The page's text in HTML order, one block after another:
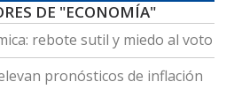
DE "ECONOMÍA"
rebote sutil y miedo al voto
pronósticos de inflación